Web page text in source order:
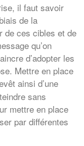
il faut savoir
de la
de ces cibles et de
qu’on
d’adopter les
Mettre en place
ainsi d’une
sans
mettre en place
par différentes